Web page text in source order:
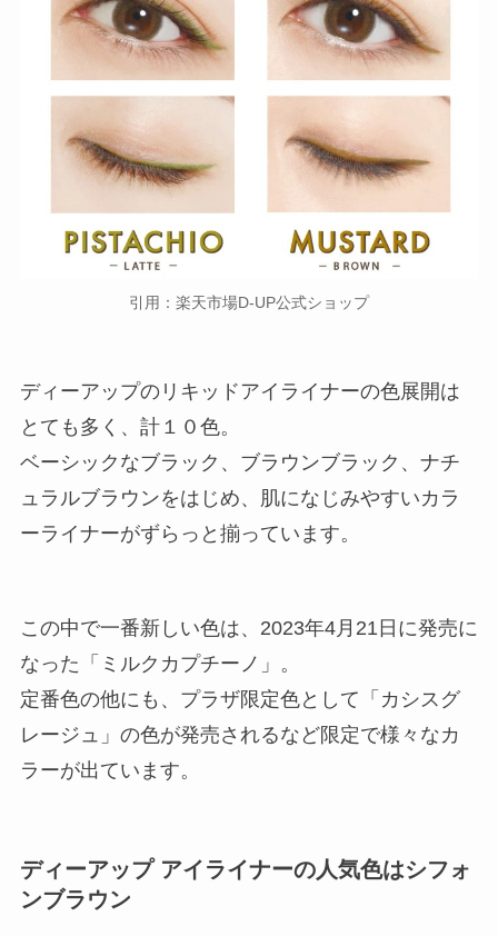
引用：楽天市場D-UP公式ショップ
ディーアップのリキッドアイライナーの色展開は
とても多く、計１０色。
ベーシックなブラック、ブラウンブラック、ナチ
ュラルブラウンをはじめ、肌になじみやすいカラ
ーライナーがずらっと揃っています。
この中で一番新しい色は、2023年4月21日に発売に
なった「ミルクカプチーノ」。
定番色の他にも、プラザ限定色として「カシスグ
レージュ」の色が発売されるなど限定で様々なカ
ラーが出ています。
ディーアップ アイライナーの人気色はシフォ
ンブラウン